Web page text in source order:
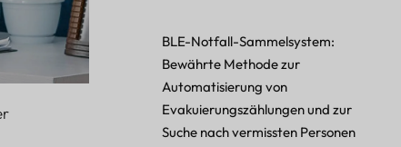
BLE-Notfall-Sammelsystem:
Bewährte Methode zur
Automatisierung von
Evakuierungszählungen und zur
Suche nach vermissten Personen